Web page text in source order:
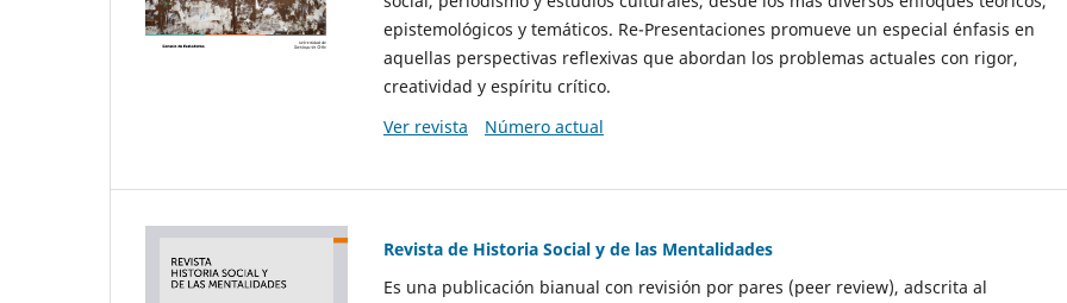
epistemológicos y temáticos. Re-Presentaciones promueve un especial énfasis en
aquellas perspectivas reflexivas que abordan los problemas actuales con rigor,
creatividad y espíritu crítico.
Ver revista
Número actual
Revista de Historia Social y de las Mentalidades
Es una publicación bianual con revisión por pares (peer review), adscrita al